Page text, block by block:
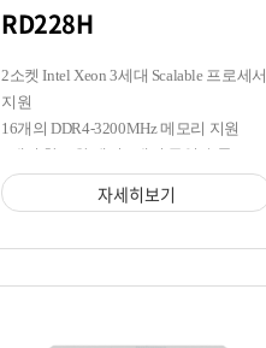
RD228H
2소켓 Intel Xeon 3세대 Scalable 프로세서
지원
16개의 DDR4-3200MHz 메모리 지원
8개의 핫스왑 베이/4개의 듀얼 슬롯 GPU
지원
자세히보기